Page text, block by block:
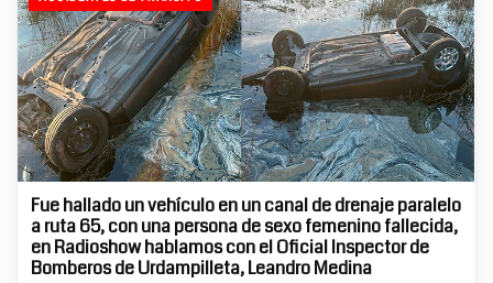
Fue hallado un vehículo en un canal de drenaje paralelo
a ruta 65, con una persona de sexo femenino fallecida,
en Radioshow hablamos con el Oficial Inspector de
Bomberos de Urdampilleta, Leandro Medina